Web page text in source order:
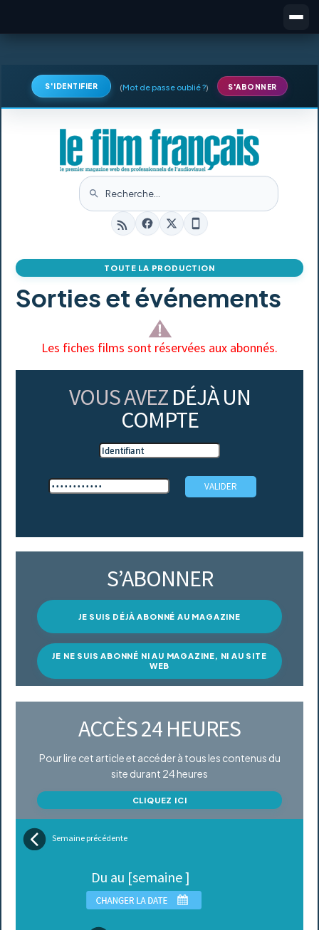
S'IDENTIFIER (Mot de passe oublié ?) S'ABONNER
TOUTE LA PRODUCTION
Sorties et événements
Les fiches films sont réservées aux abonnés.
VOUS AVEZ DÉJÀ UN
COMPTE
S’ABONNER
JE SUIS DÉJÀ ABONNÉ AU MAGAZINE
JE NE SUIS ABONNÉ NI AU MAGAZINE, NI AU SITE
WEB
ACCÈS 24 HEURES
Pour lire cet article et accéder à tous les contenus du
site durant 24 heures
CLIQUEZ ICI
Semaine précédente
Du au [semaine ]